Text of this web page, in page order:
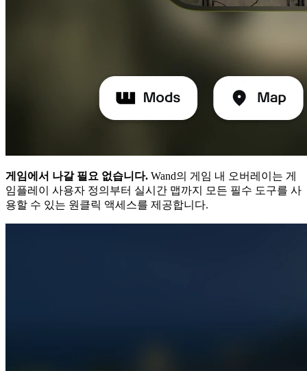
게임에서 나갈 필요 없습니다. Wand의 게임 내 오버레이는 게
임플레이 사용자 정의부터 실시간 맵까지 모든 필수 도구를 사
용할 수 있는 원클릭 액세스를 제공합니다.